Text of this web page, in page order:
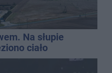
Na słupie
ciało